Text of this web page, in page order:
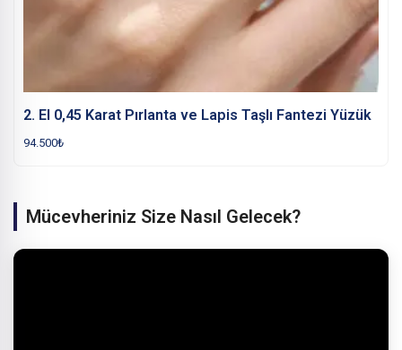
2. El 0,45 Karat Pırlanta ve Lapis Taşlı Fantezi Yüzük
94.500₺
Mücevheriniz Size Nasıl Gelecek?